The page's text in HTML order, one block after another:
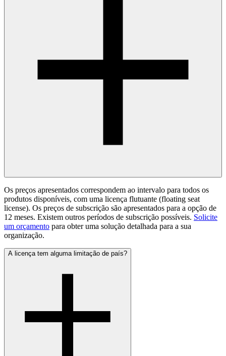
Os preços apresentados correspondem ao intervalo para todos os
produtos disponíveis, com uma licença flutuante (floating seat
license). Os preços de subscrição são apresentados para a opção de
12 meses. Existem outros períodos de subscrição possíveis. Solicite
um orçamento para obter uma solução detalhada para a sua
organização.
A licença tem alguma limitação de país?